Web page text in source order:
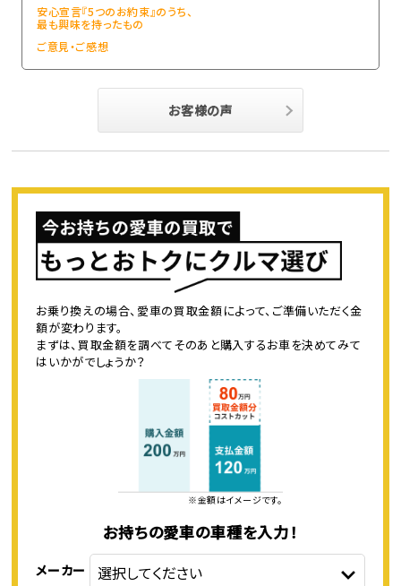
安心宣言『5つのお約束』のうち、
最も興味を持ったもの
ご意見・ご感想
お客様の声
お乗り換えの場合、愛車の買取金額によって、ご準備いただく金
額が変わります。
まずは、買取金額を調べてそのあと購入するお車を決めてみて
はいかがでしょうか？
※金額はイメージです。
お持ちの愛車の車種を入力！
メーカー